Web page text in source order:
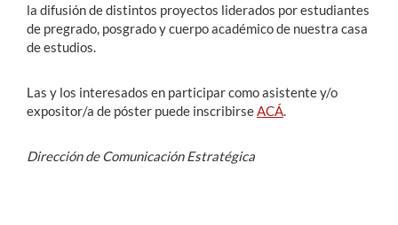
la difusión de distintos proyectos liderados por estudiantes
de pregrado, posgrado y cuerpo académico de nuestra casa
de estudios.
Las y los interesados en participar como asistente y/o
expositor/a de póster puede inscribirse ACÁ
Dirección de Comunicación Estratégica